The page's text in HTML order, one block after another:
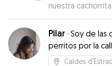
nuestra
Nahuel hizo todo
como en casa e
momento! Si
responsable y se
Pilar · Soy de las
perritos por la
Caldes d'Estrac